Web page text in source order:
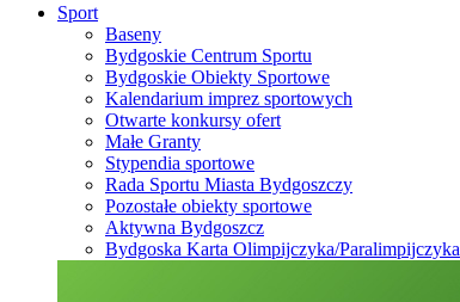
Sport
Baseny
Bydgoskie Centrum Sportu
Bydgoskie Obiekty Sportowe
Kalendarium imprez sportowych
Otwarte konkursy ofert
Małe Granty
Stypendia sportowe
Rada Sportu Miasta Bydgoszczy
Pozostałe obiekty sportowe
Aktywna Bydgoszcz
Bydgoska Karta Olimpijczyka/Paralimpijczyka